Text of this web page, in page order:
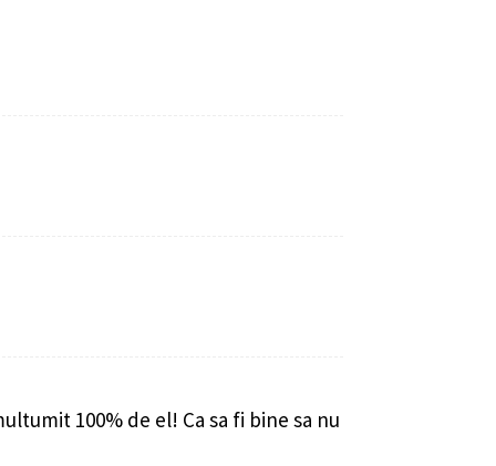
100% de el! Ca sa fi bine sa nu